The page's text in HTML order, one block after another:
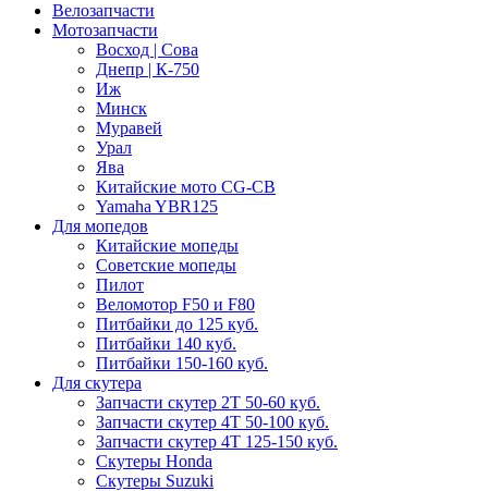
Велозапчасти
Мотозапчасти
Восход | Сова
Днепр | К-750
Иж
Минск
Муравей
Урал
Ява
Китайские мото CG-CB
Yamaha YBR125
Для мопедов
Китайские мопеды
Советские мопеды
Пилот
Веломотор F50 и F80
Питбайки до 125 куб.
Питбайки 140 куб.
Питбайки 150-160 куб.
Для скутера
Запчасти скутер 2Т 50-60 куб.
Запчасти скутер 4Т 50-100 куб.
Запчасти скутер 4Т 125-150 куб.
Скутеры Honda
Скутеры Suzuki